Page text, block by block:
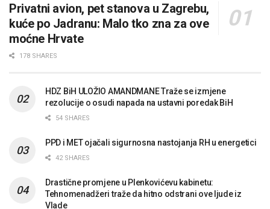
Privatni avion, pet stanova u Zagrebu,
kuće po Jadranu: Malo tko zna za ove
moćne Hrvate
178 SHARES
HDZ BiH ULOŽIO AMANDMANE Traže se izmjene
rezolucije o osudi napada na ustavni poredak BiH
54 SHARES
PPD i MET ojačali sigurnosna nastojanja RH u energetici
42 SHARES
Drastične promjene u Plenkovićevu kabinetu:
Tehnomenadžeri traže da hitno odstrani ove ljude iz
Vlade